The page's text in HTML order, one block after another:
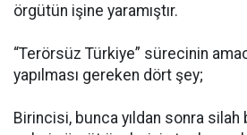
örgütün işine yaramıştır.
“Terörsüz Türkiye” sürecinin
yapılması gereken dört şey;
Birincisi, bunca yıldan sonra silah